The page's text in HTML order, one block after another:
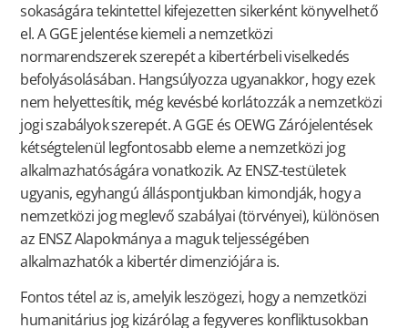
sokaságára tekintettel kifejezetten sikerként könyvelhető
el. A GGE jelentése kiemeli a nemzetközi
normarendszerek szerepét a kibertérbeli viselkedés
befolyásolásában. Hangsúlyozza ugyanakkor, hogy ezek
nem helyettesítik, még kevésbé korlátozzák a nemzetközi
jogi szabályok szerepét. A GGE és OEWG Zárójelentések
kétségtelenül legfontosabb eleme a nemzetközi jog
alkalmazhatóságára vonatkozik. Az ENSZ-testületek
ugyanis, egyhangú álláspontjukban kimondják, hogy a
nemzetközi jog meglevő szabályai (törvényei), különösen
az ENSZ Alapokmánya a maguk teljességében
alkalmazhatók a kibertér dimenziójára is.
Fontos tétel az is, amelyik leszögezi, hogy a nemzetközi
humanitárius jog kizárólag a fegyveres konfliktusokban